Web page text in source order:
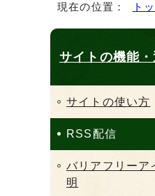
現在の位置： ト
サイトの機能・
サイトの使い方
RSS配信
バリアフリーア
明